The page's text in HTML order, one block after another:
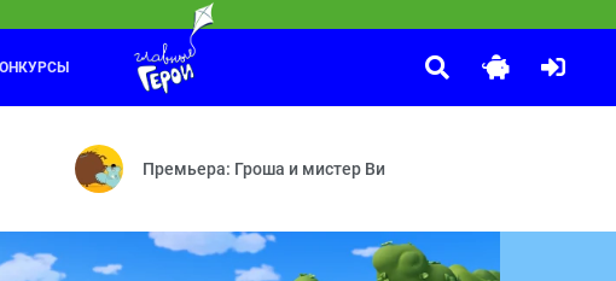
12 — Трудно быть маленьким — Двое на одного — Большое
— Следствие ведут мишки — По своим правилам — Тучкина
Забезу. Уши с хвостиком
Зайка или обезьянка — Настоящая звёздочка — Яблоки и
Премьера: Гроша и мистер Ви